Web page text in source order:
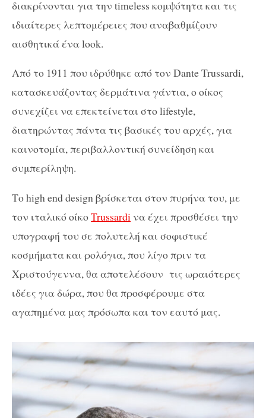
διακρίνονται για την timeless κομψότητα και τις
ιδιαίτερες λεπτομέρειες που αναβαθμίζουν
αισθητικά ένα look.
Από το 1911 που ιδρύθηκε από τον Dante Trussardi,
κατασκευάζοντας δερμάτινα γάντια, ο οίκος
συνεχίζει να επεκτείνεται στο lifestyle,
διατηρώντας πάντα τις βασικές του αρχές, για
καινοτομία, περιβαλλοντική συνείδηση και
συμπερίληψη.
Το high end design βρίσκεται στον πυρήνα του, με
τον ιταλικό οίκοTrussardiνα έχει προσθέσει την
υπογραφή του σε πολυτελή και σοφιστικέ
κοσμήματα και ρολόγια, που λίγο πριν τα
Χριστούγεννα, θα αποτελέσουν τις ωραιότερες
ιδέες για δώρα, που θα προσφέρουμε στα
αγαπημένα μας πρόσωπα και τον εαυτό μας.